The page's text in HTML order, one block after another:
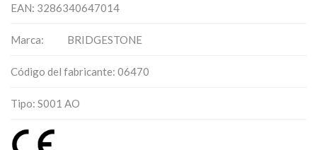
EAN: 3286340647014
Marca: BRIDGESTONE
Código del fabricante: 06470
Tipo: S001 AO